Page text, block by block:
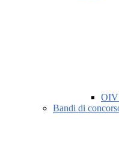
OIV
Bandi di